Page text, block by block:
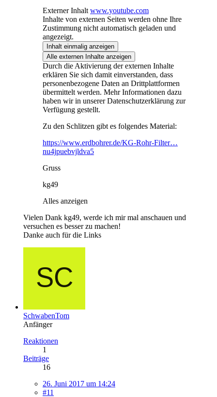
Externer Inhalt www.youtube.com
Inhalte von externen Seiten werden ohne Ihre
Zustimmung nicht automatisch geladen und
angezeigt.
Inhalt einmalig anzeigen
Alle externen Inhalte anzeigen
Durch die Aktivierung der externen Inhalte
erklären Sie sich damit einverstanden, dass
personenbezogene Daten an Drittplattformen
übermittelt werden. Mehr Informationen dazu
haben wir in unserer Datenschutzerklärung zur
Verfügung gestellt.
Zu den Schlitzen gibt es folgendes Material:
https://www.erdbohrer.de/KG-Rohr-Filter…
nu4jpuebvjldva5
Gruss
kg49
Alles anzeigen
Vielen Dank kg49, werde ich mir mal anschauen und
versuchen es besser zu machen!
Danke auch für die Links
SchwabenTom
Anfänger
Reaktionen
1
Beiträge
16
26. Juni 2017 um 14:24
#11